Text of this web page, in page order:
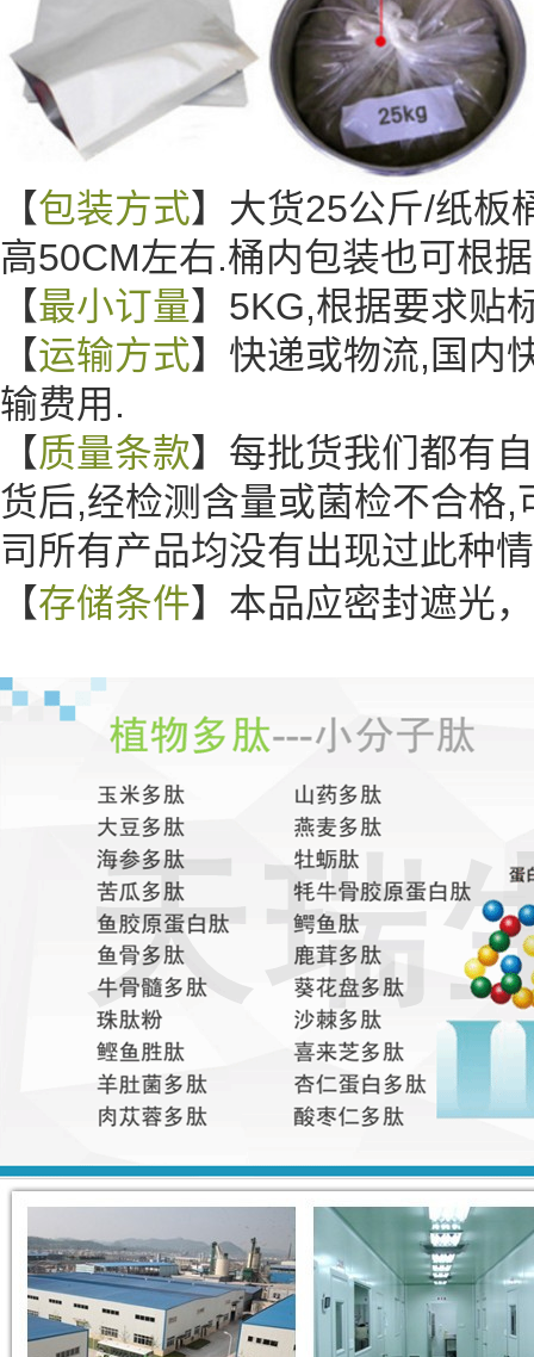
【包装方式】大货25公斤/纸板
高50CM左右.桶内包装也可根
【最小订量】5KG,根据要求
【运输方式】快递或物流,国内
输费用.
【质量条款】每批货我们都有
货后,经检测含量或菌检不合格
司所有产品均没有出现过此种
【存储条件】本品应密封遮光